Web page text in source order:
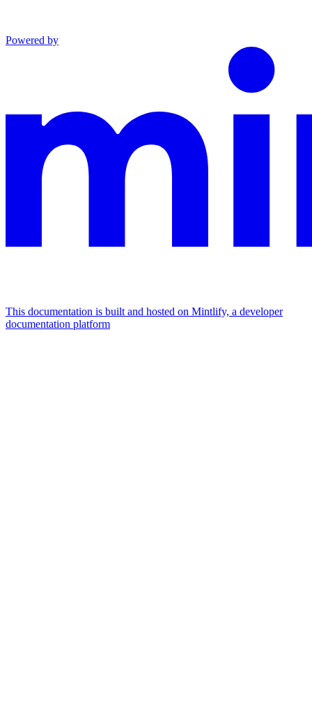
Powered by
This documentation is built and hosted on Mintlify, a developer
documentation platform